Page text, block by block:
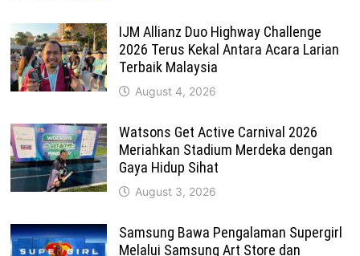
IJM Allianz Duo Highway Challenge
2026 Terus Kekal Antara Acara Larian
Terbaik Malaysia
August 4, 2026
Watsons Get Active Carnival 2026
Meriahkan Stadium Merdeka dengan
Gaya Hidup Sihat
August 3, 2026
Samsung Bawa Pengalaman Supergirl
Melalui Samsung Art Store dan